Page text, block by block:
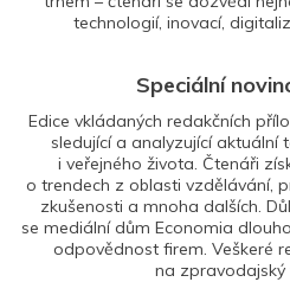
technologií, inovací,
Speciální
Edice vkládaných redakčních
sledující a analyzující aktuální
i veřejného života. Čtenáři
o trendech z oblasti vzdělávání,
zkušenosti a mnoha dalších.
se mediální dům Economia
odpovědnost firem. Veškeré
na zpravodajský